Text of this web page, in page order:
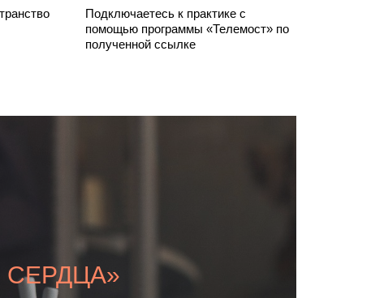
Подключаетесь к практике с
помощью программы «Телемост» по
полученной ссылке
СЕРДЦА»